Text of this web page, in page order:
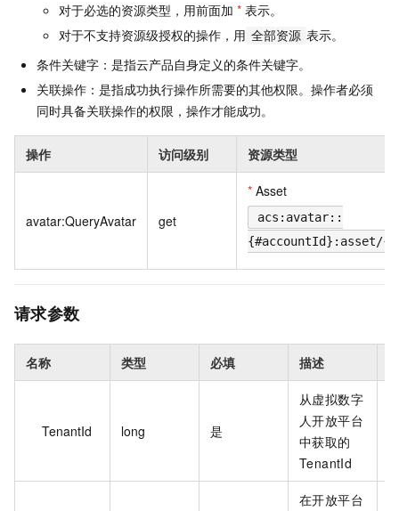
对于必选的资源类型，用前面加 * 表示。
对于不支持资源级授权的操作，用 全部资源 表示。
条件关键字：是指云产品自身定义的条件关键字。
关联操作：是指成功执行操作所需要的其他权限。操作者必须
同时具备关联操作的权限，操作才能成功。
操作 访问级别 资源类型
avatar:QueryAvatar get
* Asset
acs:avatar::
{#accountId}:asset/
请求参数
名称 类型 必填 描述
TenantId long 是
从虚拟数字
人开放平台
中获取的
TenantId
在开放平台